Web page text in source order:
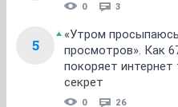
0 3
5
«Утром
просмотров». Как
покоряет
секрет
0 26